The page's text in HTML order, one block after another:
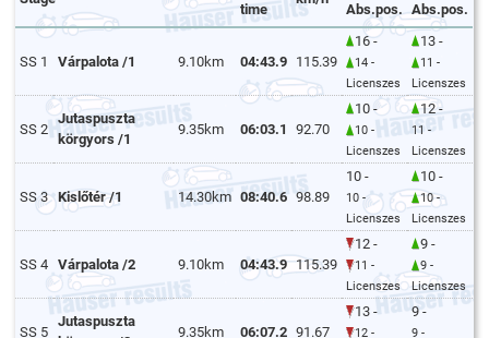
time
Abs.pos.
Abs.pos.
SS 1 Várpalota /1 9.10km 04:43.9 115.39
16 -
14 -
Licenszes
13 -
11 -
Licenszes
SS 2
Jutaspuszta
körgyors /1
9.35km 06:03.1 92.70
10 -
10 -
Licenszes
12 -
11 -
Licenszes
SS 3 Kislőtér /1 14.30km 08:40.6 98.89
10 -
10 -
Licenszes
10 -
10 -
Licenszes
SS 4 Várpalota /2 9.10km 04:43.9 115.39
12 -
11 -
Licenszes
9 -
9 -
Licenszes
SS 5
Jutaspuszta
9.35km 06:07.2 91.67
13 -
12 -
9 -
9 -